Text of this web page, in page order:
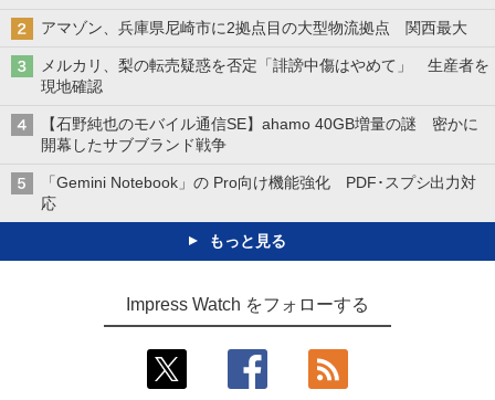
アマゾン、兵庫県尼崎市に2拠点目の大型物流拠点 関西最大
メルカリ、梨の転売疑惑を否定「誹謗中傷はやめて」 生産者を
現地確認
【石野純也のモバイル通信SE】ahamo 40GB増量の謎 密かに
開幕したサブブランド戦争
「Gemini Notebook」の Pro向け機能強化 PDF･スプシ出力対
応
もっと見る
Impress Watch をフォローする